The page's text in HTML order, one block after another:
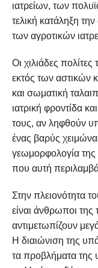
ιατρείων, των
τελική κατάληξη
των αγροτικών
Οι χιλιάδες
εκτός των αστικών
και σωματική
ιατρική φροντίδα
τους, αν ληφθούν
ένας βαρύς
γεωμορφολογία της
που αυτή
Στην πλειονότητα
είναι άνθρωποι της
αντιμετωπίζουν
Η διαιώνιση της
τα προβλήματα της